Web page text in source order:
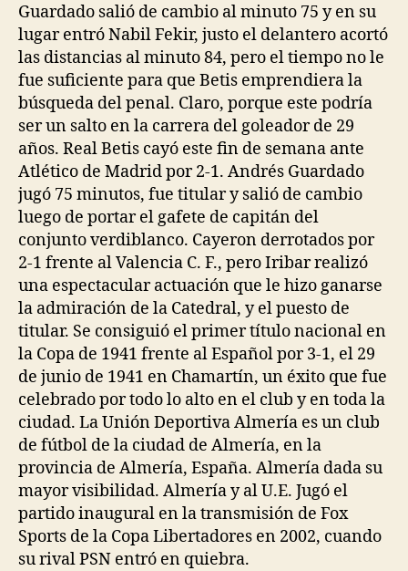
Guardado salió de cambio al minuto 75 y en su
lugar entró Nabil Fekir, justo el delantero acortó
las distancias al minuto 84, pero el tiempo no le
fue suficiente para que Betis emprendiera la
búsqueda del penal. Claro, porque este podría
ser un salto en la carrera del goleador de 29
años. Real Betis cayó este fin de semana ante
Atlético de Madrid por 2-1. Andrés Guardado
jugó 75 minutos, fue titular y salió de cambio
luego de portar el gafete de capitán del
conjunto verdiblanco. Cayeron derrotados por
2-1 frente al Valencia C. F., pero Iribar realizó
una espectacular actuación que le hizo ganarse
la admiración de la Catedral, y el puesto de
titular. Se consiguió el primer título nacional en
la Copa de 1941 frente al Español por 3-1, el 29
de junio de 1941 en Chamartín, un éxito que fue
celebrado por todo lo alto en el club y en toda la
ciudad. La Unión Deportiva Almería es un club
de fútbol de la ciudad de Almería, en la
provincia de Almería, España. Almería dada su
mayor visibilidad. Almería y al U.E. Jugó el
partido inaugural en la transmisión de Fox
Sports de la Copa Libertadores en 2002, cuando
su rival PSN entró en quiebra.